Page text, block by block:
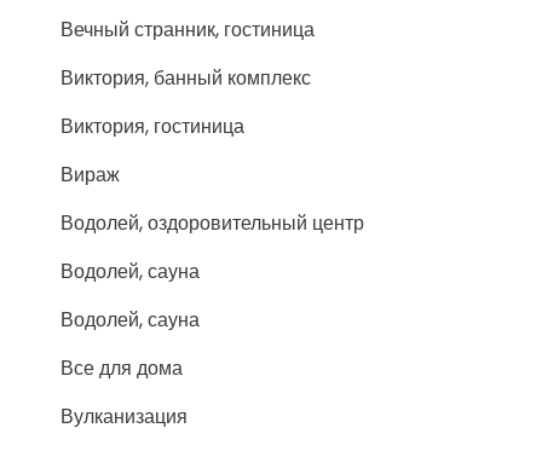
Вечный странник, гостиница
Виктория, банный комплекс
Виктория, гостиница
Вираж
Водолей, оздоровительный центр
Водолей, сауна
Водолей, сауна
Все для дома
Вулканизация